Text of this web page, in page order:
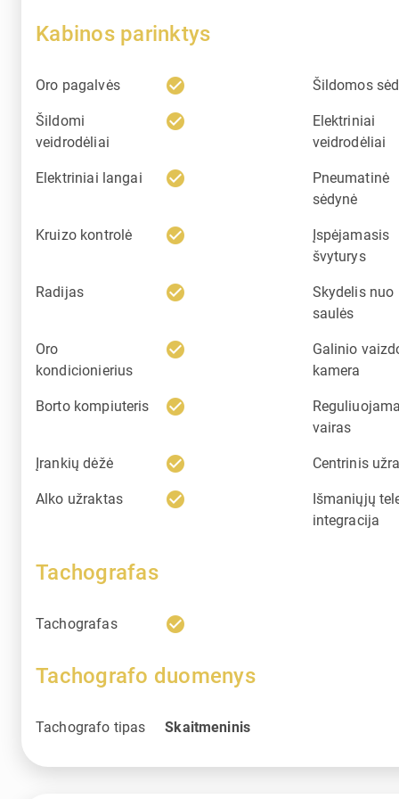
Kabinos parinktys
Oro pagalvės check_circle Šildomos
Šildomi
veidrodėliai
check_circle
Elektriniai
veidrodėliai
Elektriniai langai check_circle
Pneumatinė
sėdynė
Kruizo kontrolė check_circle
Įspėjamasis
švyturys
Radijas check_circle
Skydelis nuo
saulės
Oro
kondicionierius
check_circle
Galinio
kamera
Borto kompiuteris check_circle
vairas
Įrankių dėžė check_circle Centrinis
Alko užraktas check_circle
Išmaniųjų
integracija
Tachografas
Tachografas check_circle
Tachografo duomenys
Tachografo tipas Skaitmeninis